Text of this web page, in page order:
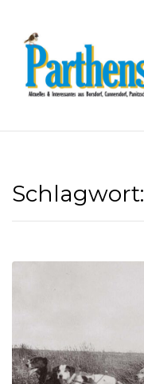
content
Schlagwort: